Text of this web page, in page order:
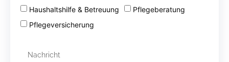
Haushaltshilfe & Betreuung
Pflegeberatung
Pflegeversicherung